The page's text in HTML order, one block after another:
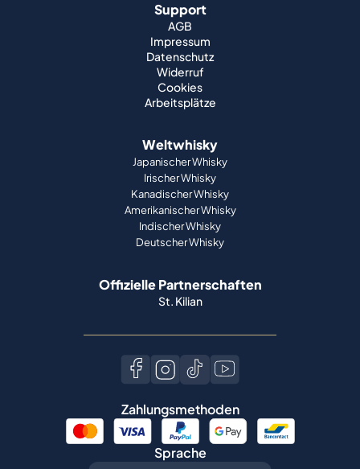
Support
AGB
Impressum
Datenschutz
Widerruf
Cookies
Arbeitsplätze
Weltwhisky
Japanischer Whisky
Irischer Whisky
Kanadischer Whisky
Amerikanischer Whisky
Indischer Whisky
Deutscher Whisky
Offizielle Partnerschaften
St. Kilian
Zahlungsmethoden
Sprache